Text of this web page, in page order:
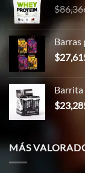
$
Barras
$
Barrita
$
MÁS